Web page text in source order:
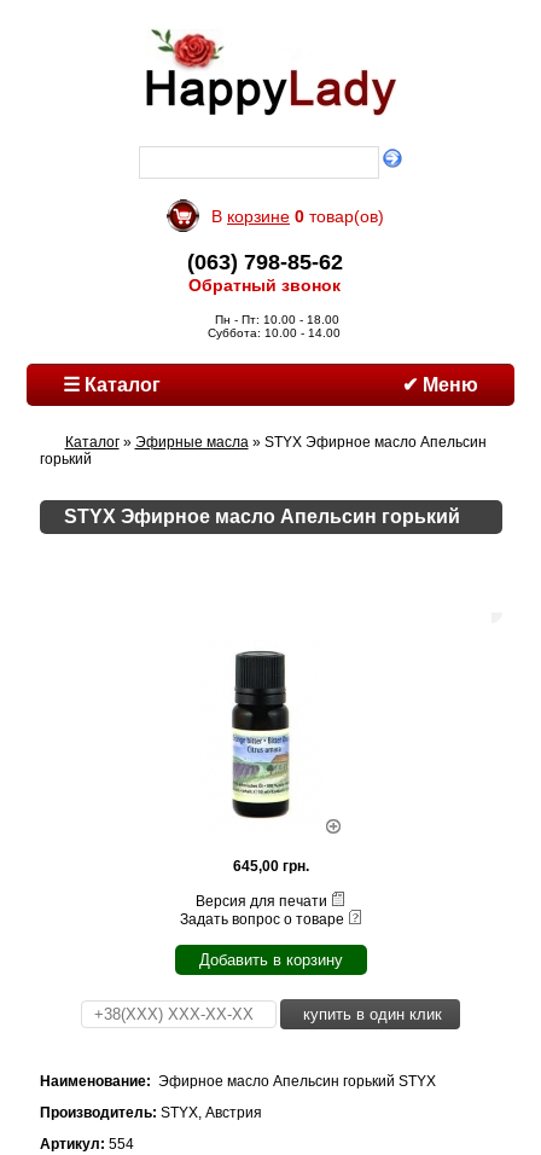
В корзине 0 товар(ов)
(063) 798-85-62
Обратный звонок
Пн - Пт: 10.00 - 18.00
Суббота: 10.00 - 14.00
☰ Каталог ✔ Меню
Каталог» Эфирные масла» STYX Эфирное масло Апельсин
горький
STYX Эфирное масло Апельсин горький
645,00 грн.
Версия для печати
Задать вопрос о товаре
Добавить в корзину
купить в один клик
Наименование: Эфирное масло Апельсин горький STYX
Производитель: STYX, Австрия
Артикул: 554